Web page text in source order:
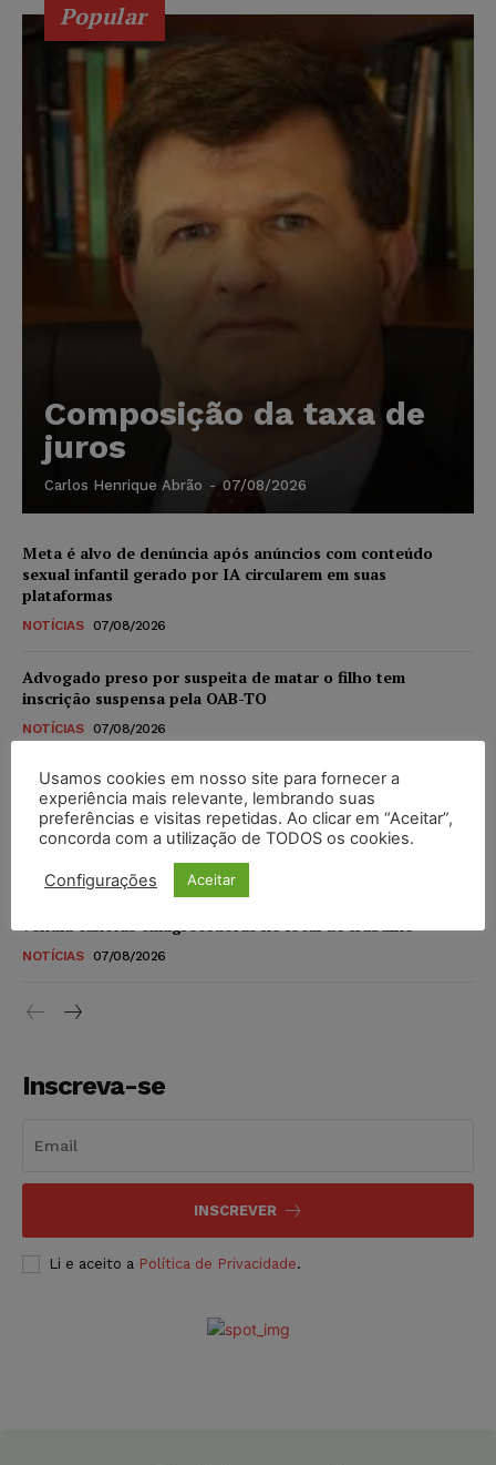
Popular
Composição da taxa de
juros
Carlos Henrique Abrão - 07/08/2026
Meta é alvo de denúncia após anúncios com conteúdo
sexual infantil gerado por IA circularem em suas
plataformas
NOTÍCIAS 07/08/2026
Advogado preso por suspeita de matar o filho tem
inscrição suspensa pela OAB-TO
NOTÍCIAS 07/08/2026
STF amplia isenção de IBS e CBS na compra de veículos
novos para pessoas com deficiência e autistas de todos os
níveis
vendia canetas emagrecedoras no local de trabalho
NOTÍCIAS 07/08/2026
Inscreva-se
INSCREVER
Li e aceito a Política de Privacidade.
Usamos cookies em nosso site para fornecer a
experiência mais relevante, lembrando suas
preferências e visitas repetidas. Ao clicar em “Aceitar”,
concorda com a utilização de TODOS os cookies.
Configurações Aceitar